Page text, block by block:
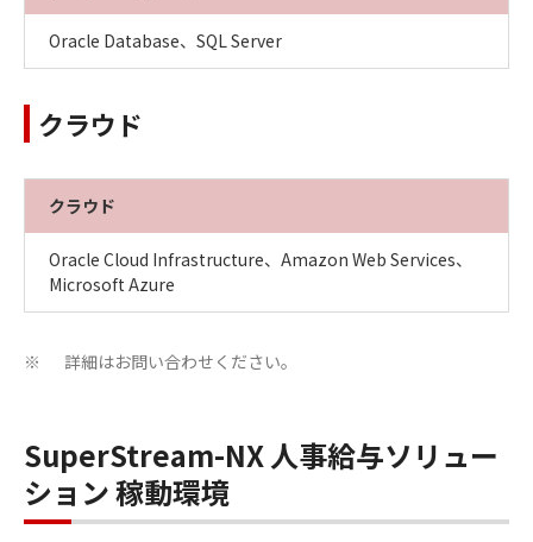
Oracle Database、SQL Server
クラウド
クラウド
Oracle Cloud Infrastructure、Amazon Web Services、
Microsoft Azure
※ 詳細はお問い合わせください。
SuperStream-NX 人事給与ソリュー
ション 稼動環境